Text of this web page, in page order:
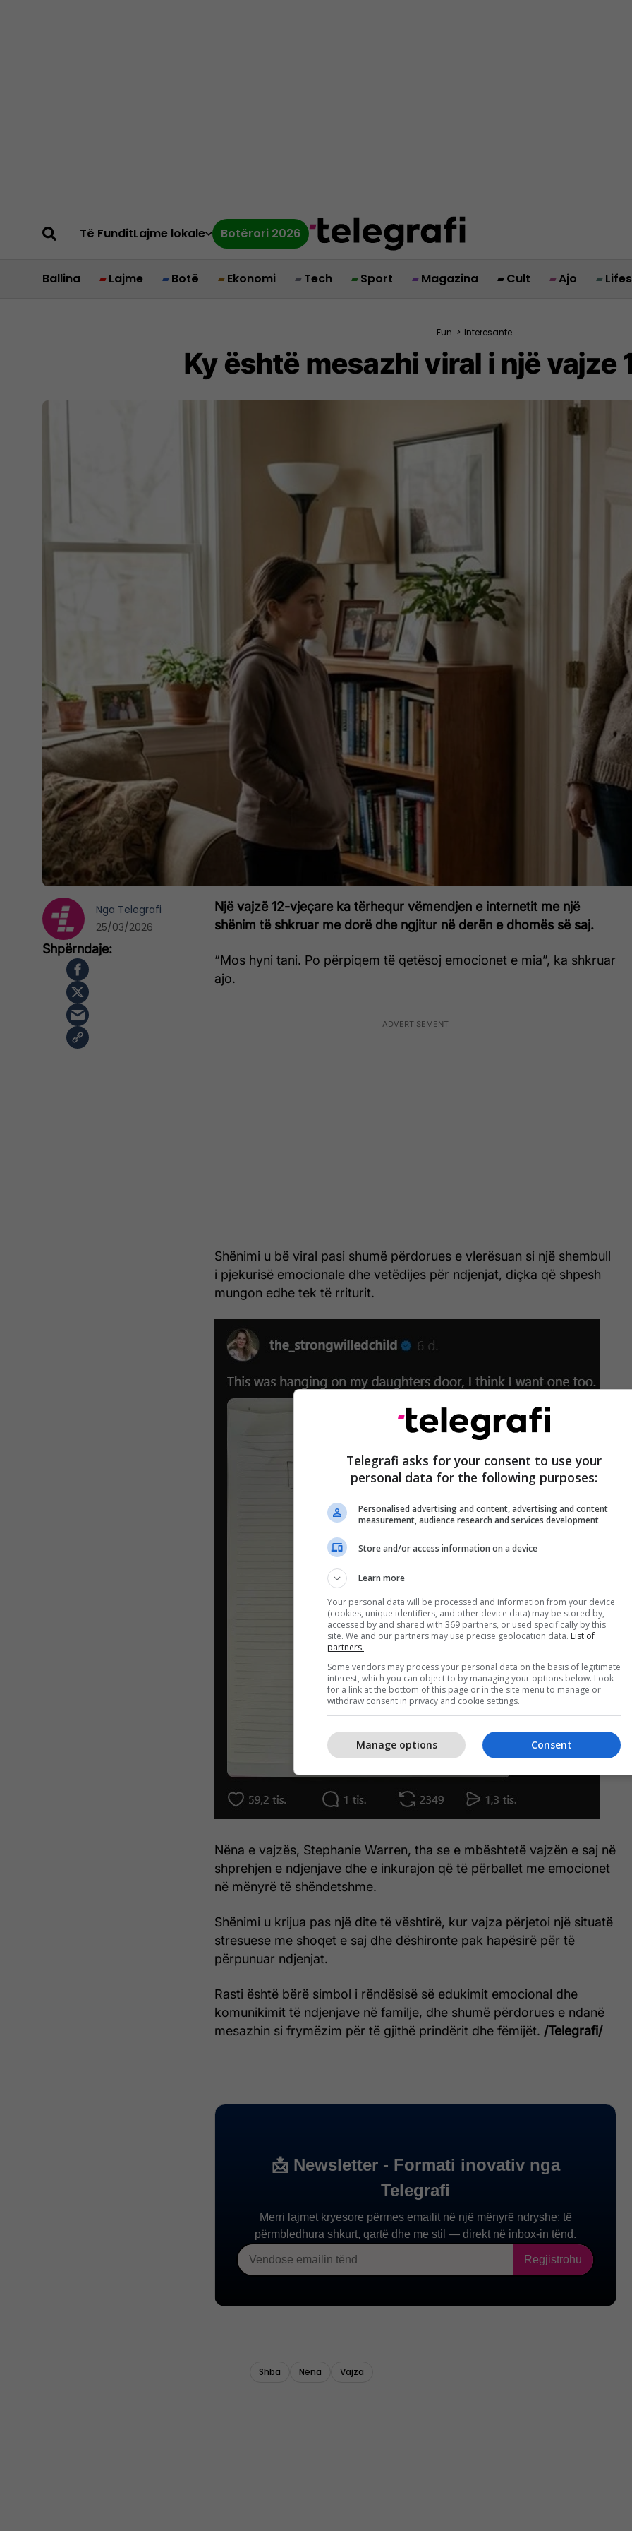
Të FunditLajme lokale Botërori 2026
Ballina Lajme Botë Ekonomi Tech Sport Magazina Cult Ajo
Fun > Interesante
Ky është mesazhi viral i një vajze
Një vajzë 12-vjeçare ka tërhequr vëmendjen e internetit me një
shënim të shkruar me dorë dhe ngjitur në derën e dhomës së saj.
“Mos hyni tani. Po përpiqem të qetësoj emocionet e mia”, ka shkruar
ajo.
Shënimi u bë viral pasi shumë përdorues e vlerësuan si një shembull
i pjekurisë emocionale dhe vetëdijes për ndjenjat, diçka që shpesh
mungon edhe tek të rriturit.
Nëna e vajzës, Stephanie Warren, tha se e mbështetë vajzën e saj në
shprehjen e ndjenjave dhe e inkurajon që të përballet me emocionet
në mënyrë të shëndetshme.
Shënimi u krijua pas një dite të vështirë, kur vajza përjetoi një situatë
stresuese me shoqet e saj dhe dëshironte pak hapësirë për të
përpunuar ndjenjat.
Rasti është bërë simbol i rëndësisë së edukimit emocional dhe
komunikimit të ndjenjave në familje, dhe shumë përdorues e ndanë
mesazhin si frymëzim për të gjithë prindërit dhe fëmijët. /Telegrafi/
Nga Telegrafi
25/03/2026
Telegrafi asks for your consent to use your
personal data for the following purposes:
Personalised advertising and content, advertising and content
measurement, audience research and services development
Store and/or access information on a device
Learn more
Your personal data will be processed and information from your device
(cookies, unique identifiers, and other device data) may be stored by,
accessed by and shared with 369 partners, or used specifically by this
site. We and our partners may use precise geolocation data. List of
partners.
Some vendors may process your personal data on the basis of legitimate
interest, which you can object to by managing your options below. Look
for a link at the bottom of this page or in the site menu to manage or
withdraw consent in privacy and cookie settings.
Consent
Manage options